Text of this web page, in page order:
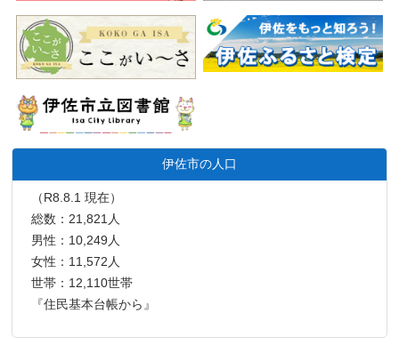
伊佐市の人口
（R8.8.1 現在）
総数：21,821人
男性：10,249人
女性：11,572人
世帯：12,110世帯
『住民基本台帳から』